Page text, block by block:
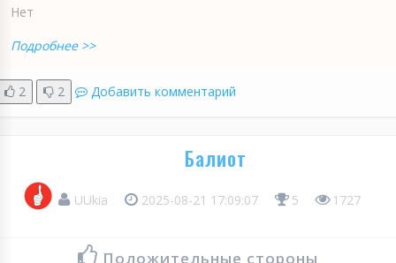
Нет
Подробнее >>
2 2 Добавить комментарий
Балиот
UUkia 2025-08-21 17:09:07 5 1727
Положительные стороны